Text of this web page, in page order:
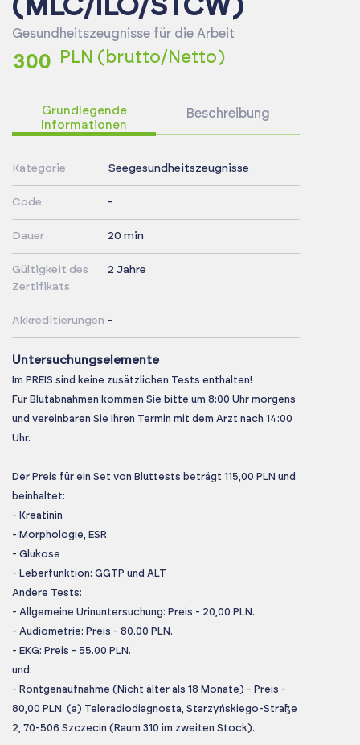
(MLC/ILO/STCW)
Gesundheitszeugnisse für die Arbeit
300 PLN (brutto/Netto)
Grundlegende
Informationen
Beschreibung
Kategorie Seegesundheitszeugnisse
Code -
Dauer 20 min
Gültigkeit des
Zertifikats
2 Jahre
Akkreditierungen -
Untersuchungselemente
Im PREIS sind keine zusätzlichen Tests enthalten!
Für Blutabnahmen kommen Sie bitte um 8:00 Uhr morgens
und vereinbaren Sie Ihren Termin mit dem Arzt nach 14:00
Uhr.
Der Preis für ein Set von Bluttests beträgt 115,00 PLN und
beinhaltet:
- Kreatinin
- Morphologie, ESR
- Glukose
- Leberfunktion: GGTP und ALT
Andere Tests:
- Allgemeine Urinuntersuchung: Preis - 20,00 PLN.
- Audiometrie: Preis - 80.00 PLN.
- EKG: Preis - 55.00 PLN.
und:
- Röntgenaufnahme (Nicht älter als 18 Monate) - Preis -
80,00 PLN. (a) Teleradiodiagnosta, Starzyńskiego-Straße
2, 70-506 Szczecin (Raum 310 im zweiten Stock).